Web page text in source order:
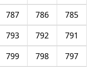
785
786
787
791
792
793
797
798
799